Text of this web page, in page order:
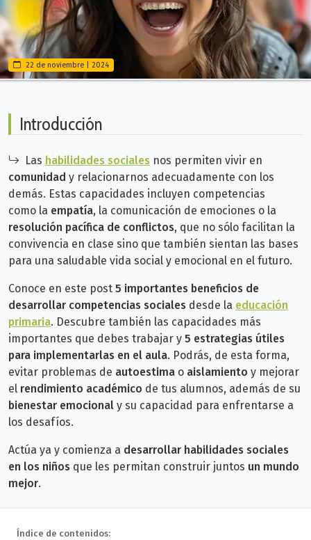
22 de noviembre | 2024
Introducción
Las habilidades sociales nos permiten vivir en
comunidad y relacionarnos adecuadamente con los
demás. Estas capacidades incluyen competencias
como la empatía, la comunicación de emociones o la
resolución pacífica de conflictos, que no sólo facilitan la
convivencia en clase sino que también sientan las bases
para una saludable vida social y emocional en el futuro.
Conoce en este post 5 importantes beneficios de
desarrollar competencias sociales desde la educación
primaria. Descubre también las capacidades más
importantes que debes trabajar y 5 estrategias útiles
para implementarlas en el aula. Podrás, de esta forma,
evitar problemas de autoestima o aislamiento y mejorar
el rendimiento académico de tus alumnos, además de su
bienestar emocional y su capacidad para enfrentarse a
los desafíos.
Actúa ya y comienza a desarrollar habilidades sociales
en los niños que les permitan construir juntos un mundo
mejor.
Índice de contenidos: